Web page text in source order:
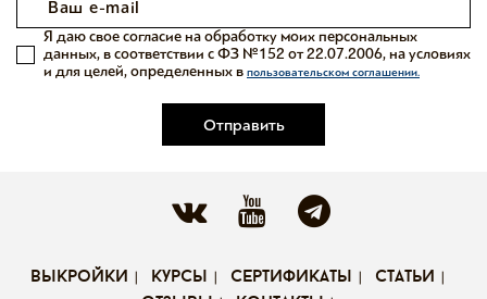
Отправить
Я даю свое согласие на обработку моих персональных
данных, в соответствии с ФЗ №152 от 22.07.2006, на условиях
и для целей, определенных в пользовательском соглашении.
выкройки курсы сертификаты
статьи